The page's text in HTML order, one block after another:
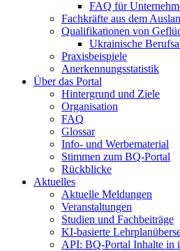
FAQ für
Fachkräfte aus dem
Qualifikationen von
Ukrainische
Praxisbeispiele
Anerkennungsstatistik
Über das Portal
Hintergrund und Ziele
Organisation
FAQ
Glossar
Info- und Werbematerial
Stimmen zum BQ-Portal
Rückblicke
Aktuelles
Aktuelle Meldungen
Veranstaltungen
Studien und Fachbeiträge
KI-basierte
API: BQ-Portal Inhalte in